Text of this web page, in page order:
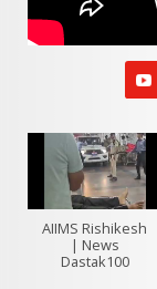
AIIMS Rishikesh
| News
Dastak100